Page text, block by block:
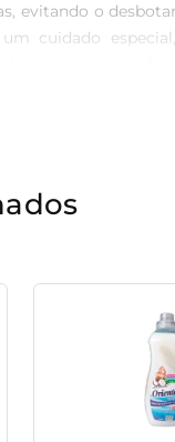
evitando o
cuidado
roupas. Segurança